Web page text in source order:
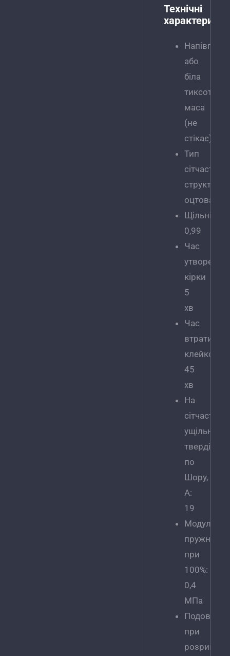
Технічні
або
біла
маса
(не
стікає)
Тип
сітчастої
структури:
оцтова
Щільність
0,99
Час
утворення
кірки
5
хв
Час
втрати
клейкості
45
хв
На
сітчастому
твердість
по
Шору,
A:
19
Модуль
пружності
при
100%:
0,4
МПа
при
розриві